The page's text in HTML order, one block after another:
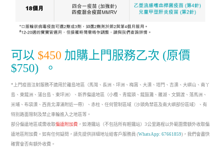
可以 $450 加購上門服務乙次 (原價
$750)
。
*上門疫苗注射服務不適用於離島地區（馬灣、長洲、坪洲、梅窩、大澳、塔門、吉澳、大嶼山、南丫
島、東龍洲、蒲台島、東坪洲）、新界偏遠地區（小欖、青龍頭、龍鼓灘、羅湖、文錦渡、落馬洲、
米埔、布袋澳、西貢北潭涌附近一帶）、赤柱、任何管制區域（沙頭角禁區及南大嶼部份區域）、有
特別路面限制及禁止車輪進入之地區等。
部分偏遠地區或需收取偏遠附加費 ，如港鐵站（不包括所有輕鐵站）3公里路程以外範圍需額外收取偏
遠地區附加費。如有任何疑問，請先提供詳細地址給客戶服務員 (WhatsApp: 67661859)，我們會盡快
確實會否有額外收費。